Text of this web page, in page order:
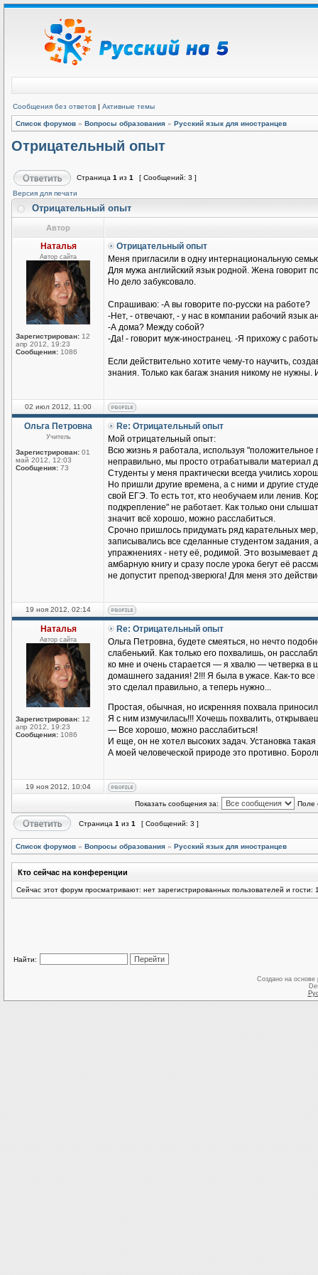
Сообщения без ответов | Активные темы
Список форумов » Вопросы образования » Русский язык для иностранцев
Отрицательный опыт
Страница 1 из 1
[ Сообщений: 3 ]
Версия для печати
Отрицательный опыт
Автор
Наталья
Автор сайта
Зарегистрирован: 12
апр 2012, 19:23
Сообщения: 1086
Отрицательный опыт
Меня пригласили в одну интернациональную
Для мужа английский язык родной. Жена говорит
Но дело забуксовало.
Спрашиваю: -А вы говорите по-русски на работе?
-Нет, - отвечают, - у нас в компании рабочий язык
-А дома? Между собой?
-Да! - говорит муж-иностранец. -Я прихожу с
Если действительно хотите чему-то научить,
знания. Только как багаж знания никому не
02 июл 2012, 11:00
Ольга Петровна
Учитель
Зарегистрирован: 01
май 2012, 12:03
Сообщения: 73
Re: Отрицательный опыт
Мой отрицательный опыт:
Всю жизнь я работала, используя "положительное
неправильно, мы просто отрабатывали материал
Студенты у меня практически всегда учились
Но пришли другие времена, а с ними и другие
свой ЕГЭ. То есть тот, кто необучаем или ленив.
подкрепление" не работает. Как только они
значит всё хорошо, можно расслабиться.
Срочно пришлось придумать ряд карательных
записывались все сделанные студентом задания,
упражнениях - нету её, родимой. Это возымевает
амбарную книгу и сразу после урока бегут её
не допустит препод-зверюга! Для меня это
19 ноя 2012, 02:14
Наталья
Автор сайта
Зарегистрирован: 12
апр 2012, 19:23
Сообщения: 1086
Re: Отрицательный опыт
Ольга Петровна, будете смеяться, но нечто
слабенький. Как только его похвалишь, он
ко мне и очень старается — я хвалю — четверка
домашнего задания! 2!!! Я была в ужасе. Как-то
это сделал правильно, а теперь нужно...
Простая, обычная, но искренняя похвала
Я с ним измучилась!!! Хочешь похвалить,
— Все хорошо, можно расслабиться!
И еще, он не хотел высоких задач. Установка
А моей человеческой природе это противно.
19 ноя 2012, 10:04
Показать сообщения за: Поле
Страница 1 из 1 [ Сообщений: 3 ]
Список форумов » Вопросы образования » Русский язык для иностранцев
Кто сейчас на конференции
Сейчас этот форум просматривают: нет зарегистрированных пользователей и гости:
Найти:
Создано на основе